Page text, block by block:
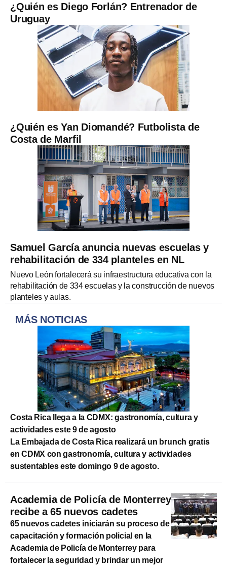
¿Quién es Diego Forlán? Entrenador de
Uruguay
¿Quién es Yan Diomandé? Futbolista de
Costa de Marfil
Samuel García anuncia nuevas escuelas y
rehabilitación de 334 planteles en NL
Nuevo León fortalecerá su infraestructura educativa con la
rehabilitación de 334 escuelas y la construcción de nuevos
planteles y aulas.
MÁS NOTICIAS
Costa Rica llega a la CDMX: gastronomía, cultura y
actividades este 9 de agosto
La Embajada de Costa Rica realizará un brunch gratis
en CDMX con gastronomía, cultura y actividades
sustentables este domingo 9 de agosto.
Academia de Policía de Monterrey
recibe a 65 nuevos cadetes
65 nuevos cadetes iniciarán su proceso de
capacitación y formación policial en la
Academia de Policía de Monterrey para
fortalecer la seguridad y brindar un mejor